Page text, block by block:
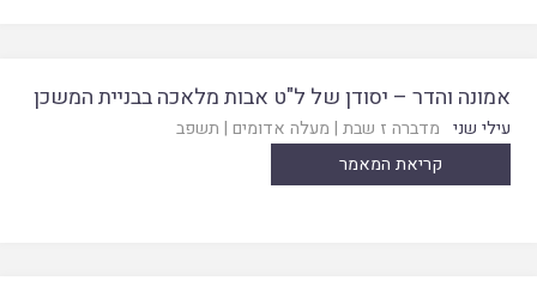
אמונה והדר – יסודן של ל"ט אבות מלאכה בבניית המשכן
עילי שני מדברה ז שבת | מעלה אדומים | תשפב
קריאת המאמר